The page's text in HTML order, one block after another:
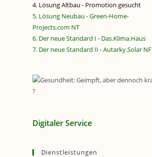
4. Lösung Altbau - Promotion gesucht
5. Lösung Neubau - Green-Home-
Projects.com NT
6. Der neue Standard I - Das.Klima.Haus
7. Der neue Standard II - Autarky.Solar NF
Digitaler Service
Dienstleistungen